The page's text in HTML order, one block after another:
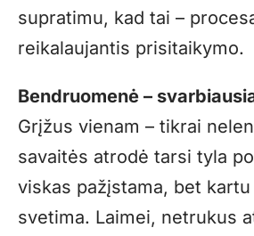
supratimu, kad tai –
reikalaujantis prisitaikymo.
Bendruomenė –
Grįžus vienam – tikrai
savaitės atrodė tarsi tyla
viskas pažįstama, bet
svetima. Laimei, netrukus